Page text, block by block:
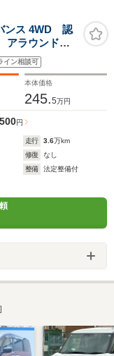
ンス 4WD 認
ラウンドビ
シート パワ
ト 3ゾーンエ
イン相談可
本体価格
245.5万円
円
走行 3.6万km
修復
なし
整備
法定整備付